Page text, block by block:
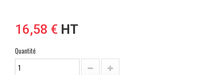
16,58 € HT
Quantité